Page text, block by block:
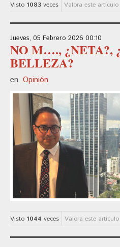
Visto 1083 veces Valora este artículo
Jueves, 05 Febrero 2026 00:10
NO M…., ¿NETA?,
BELLEZA?
en Opinión
Visto 1044 veces Valora este artículo